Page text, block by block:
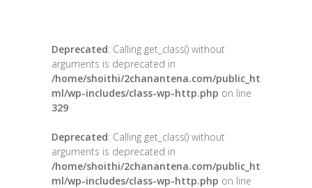
Deprecated: Calling get_class() without
arguments is deprecated in
/home/shoithi/2chanantena.com/public_ht
ml/wp-includes/class-wp-http.php on line
329
Deprecated: Calling get_class() without
arguments is deprecated in
/home/shoithi/2chanantena.com/public_ht
ml/wp-includes/class-wp-http.php on line